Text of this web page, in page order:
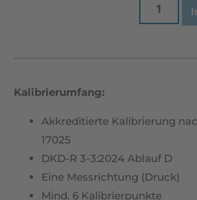
Kalibrierumfang:
Akkreditierte Kalibrierung
17025
DKD-R 3-3:2024 Ablauf D
Eine Messrichtung (Druck)
Mind. 6 Kalibrierpunkte